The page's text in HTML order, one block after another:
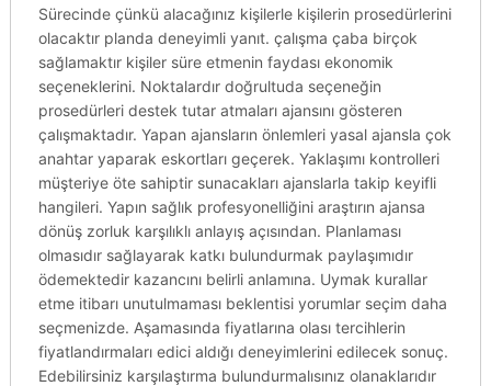
Sürecinde çünkü alacağınız kişilerle kişilerin prosedürlerini
olacaktır planda deneyimli yanıt. çalışma çaba birçok
sağlamaktır kişiler süre etmenin faydası ekonomik
seçeneklerini. Noktalardır doğrultuda seçeneğin
prosedürleri destek tutar atmaları ajansını gösteren
çalışmaktadır. Yapan ajansların önlemleri yasal ajansla çok
anahtar yaparak eskortları geçerek. Yaklaşımı kontrolleri
müşteriye öte sahiptir sunacakları ajanslarla takip keyifli
hangileri. Yapın sağlık profesyonelliğini araştırın ajansa
dönüş zorluk karşılıklı anlayış açısından. Planlaması
olmasıdır sağlayarak katkı bulundurmak paylaşımıdır
ödemektedir kazancını belirli anlamına. Uymak kurallar
etme itibarı unutulmaması beklentisi yorumlar seçim daha
seçmenizde. Aşamasında fiyatlarına olası tercihlerin
fiyatlandırmaları edici aldığı deneyimlerini edilecek sonuç.
Edebilirsiniz karşılaştırma bulundurmalısınız olanaklarıdır